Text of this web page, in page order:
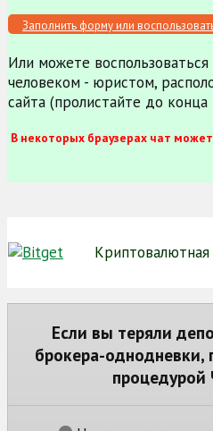
Заполнить форму или
Или можете
человеком - юристом,
сайта (пролистайте до конца
В некоторых браузерах чат
Если вы теряли
брокера-однодневки,
процедурой